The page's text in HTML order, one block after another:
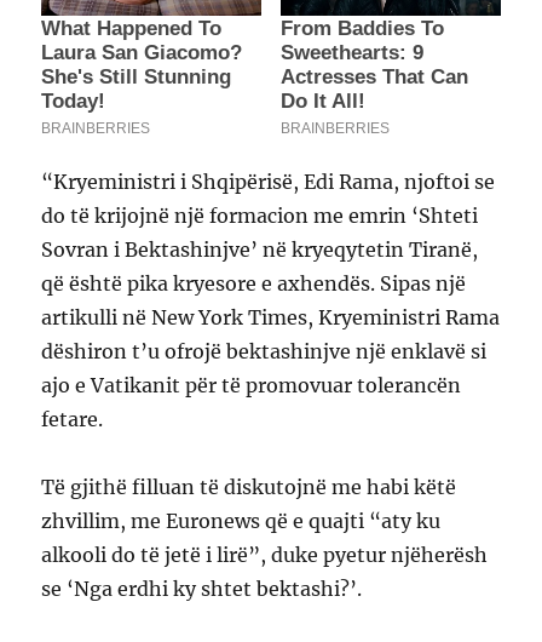
“Kryeministri i Shqipërisë, Edi Rama, njoftoi se
do të krijojnë një formacion me emrin ‘Shteti
Sovran i Bektashinjve’ në kryeqytetin Tiranë,
që është pika kryesore e axhendës. Sipas një
artikulli në New York Times, Kryeministri Rama
dëshiron t’u ofrojë bektashinjve një enklavë si
ajo e Vatikanit për të promovuar tolerancën
fetare.
Të gjithë filluan të diskutojnë me habi këtë
zhvillim, me Euronews që e quajti “aty ku
alkooli do të jetë i lirë”, duke pyetur njëherësh
se ‘Nga erdhi ky shtet bektashi?’.